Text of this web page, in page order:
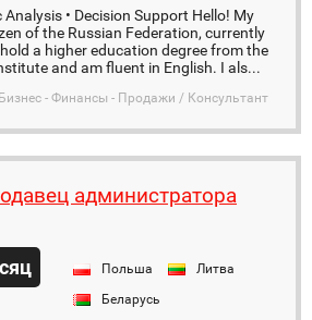
• Decision Support Hello! My
of the Russian Federation, currently
a higher education degree from the
and am fluent in English. I als...
Бизнес - Финансы - Продажи / Консультант
администратора
Польша
Литва
Беларусь